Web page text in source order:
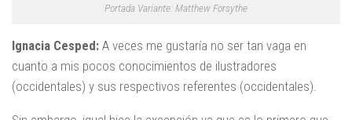
Portada Variante: Matthew Forsythe
Ignacia Cesped: A veces me gustaría no ser tan vaga en
cuanto a mis pocos conocimientos de ilustradores
(occidentales) y sus respectivos referentes (occidentales).